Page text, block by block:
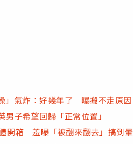
」氣炸：好幾年了 曝搬不走原因
子希望回歸「正常位置」
開箱 羞曝「被翻來翻去」搞到暈